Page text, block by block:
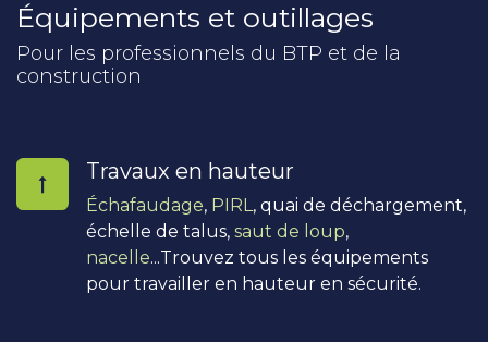
Équipements et outillages
Pour les professionnels du BTP et de la
construction
Travaux en hauteur
Échafaudage, PIRL, quai de déchargement,
échelle de talus, saut de loup,
nacelle...Trouvez tous les équipements
pour travailler en hauteur en sécurité.